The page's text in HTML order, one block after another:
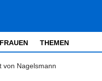
FRAUEN THEMEN
von Nagelsmann